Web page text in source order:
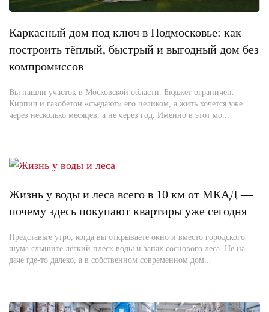
Каркасный дом под ключ в Подмосковье: как
построить тёплый, быстрый и выгодный дом без
компромиссов
Вы нашли участок в Московской области. Бюджет ограничен.
Кирпич и газобетон «съедают» его целиком, а жить хочется уже
через несколько месяцев, а не через год. Именно в этот мо...
Жизнь у воды и леса всего в 10 км от МКАД —
почему здесь покупают квартиры уже сегодня
Представьте утро, когда вы открываете окно и вместо городского
шума слышите лёгкий плеск воды и запах соснового леса. Не на
даче где-то далеко, а в собственном современном дом...